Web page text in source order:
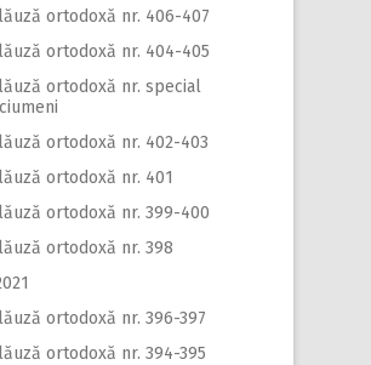
ortodoxă nr. 406-407
ortodoxă nr. 404-405
ortodoxă nr. special
ortodoxă nr. 402-403
ortodoxă nr. 401
ortodoxă nr. 399-400
ortodoxă nr. 398
ortodoxă nr. 396-397
ortodoxă nr. 394-395